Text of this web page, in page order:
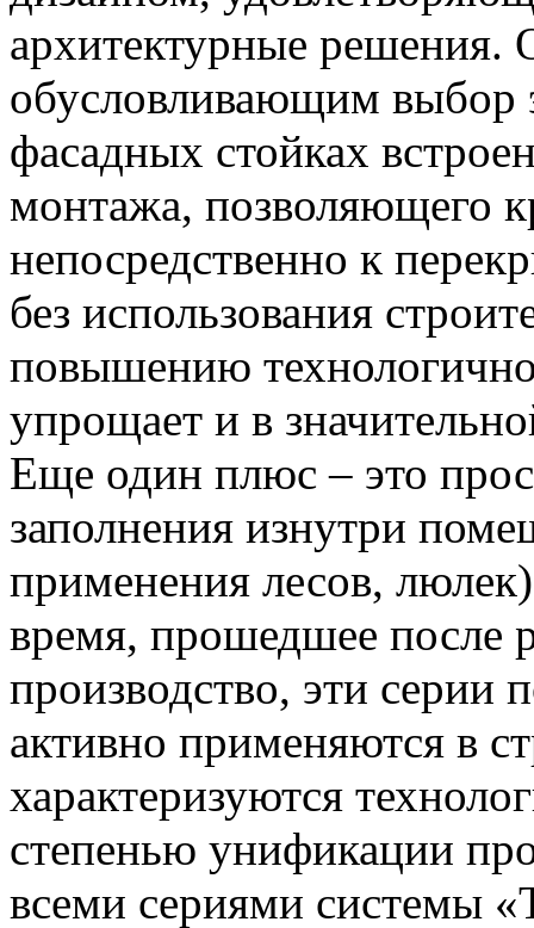
архитектурные
обусловливающим выбор
фасадных стойках
монтажа, позволяющего
непосредственно к
без использования
повышению
упрощает и в
Еще один плюс – это
заполнения изнутри
применения лесов,
время, прошедшее после
производство, эти серии
активно применяются в
характеризуются
степенью унификации
всеми сериями системы